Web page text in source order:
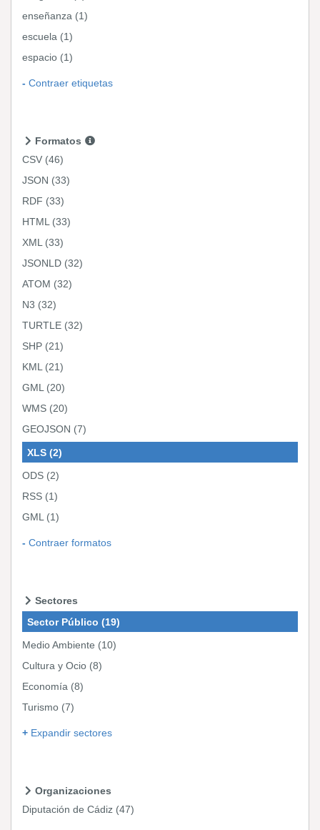
enseñanza (1)
escuela (1)
espacio (1)
Contraer etiquetas
Formatos
CSV (46)
JSON (33)
RDF (33)
HTML (33)
XML (33)
JSONLD (32)
ATOM (32)
N3 (32)
TURTLE (32)
SHP (21)
KML (21)
GML (20)
WMS (20)
GEOJSON (7)
XLS (2)
ODS (2)
RSS (1)
GML (1)
Contraer formatos
Sectores
Sector Público (19)
Medio Ambiente (10)
Cultura y Ocio (8)
Economía (8)
Turismo (7)
Expandir sectores
Organizaciones
Diputación de Cádiz (47)